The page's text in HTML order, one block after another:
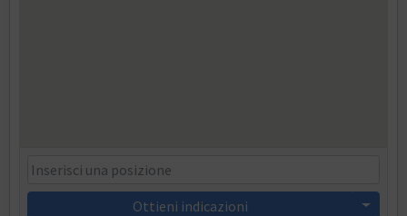
Ottieni indicazioni